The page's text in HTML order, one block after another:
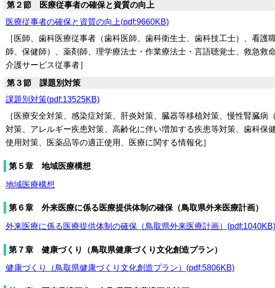
第２節 医療従事者の確保と資質の向上
医療従事者の確保と資質の向上(pdf:9660KB)
［医師、歯科医療従事者（歯科医師、歯科衛生士、歯科技工士）、看護
師、保健師）、薬剤師、理学療法士・作業療法士・言語聴覚士、救急救
介護サービス従事者］
第３節 課題別対策
課題別対策(pdf:13525KB)
［医療安全対策、感染症対策、肝炎対策、臓器等移植対策、慢性腎臓病
対策、アレルギー疾患対策、高齢化に伴い増加する疾患等対策、歯科保
使用対策、医薬品等の適正使用、医療に関する情報化］
第５章 地域医療構想
地域医療構想
第６章 外来医療に係る医療提供体制の確保（鳥取県外来医療計画）
外来医療に係る医療提供体制の確保（鳥取県外来医療計画）(pdf:1040KB)
第７章 健康づくり（鳥取県健康づくり文化創造プラン）
健康づくり（鳥取県健康づくり文化創造プラン）(pdf:5806KB)